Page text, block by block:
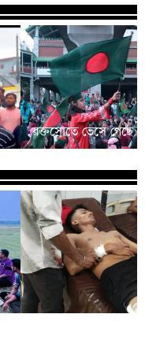
রক্তস্রোতে ভেসে গেছে